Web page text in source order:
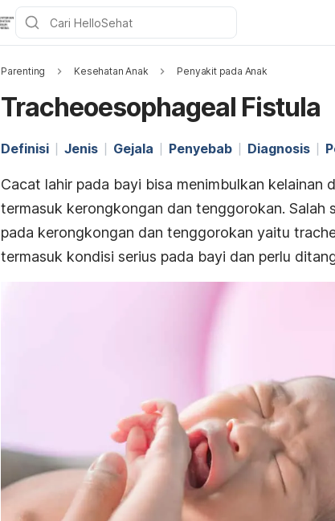
Parenting Kesehatan Anak Penyakit pada Anak
Tracheoesophageal Fistula
Definisi Jenis Gejala Penyebab Diagnosis
Cacat lahir pada bayi bisa menimbulkan kelainan
termasuk kerongkongan dan tenggorokan. Salah
pada kerongkongan dan tenggorokan yaitu
termasuk kondisi serius pada bayi dan perlu